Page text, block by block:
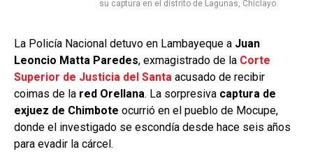
su captura en el distrito de Lagunas, Chiclayo.
La Policía Nacional detuvo en Lambayeque a Juan
Leoncio Matta Paredes, exmagistrado de la Corte
Superior de Justicia del Santa acusado de recibir
coimas de la red Orellana. La sorpresiva captura de
exjuez de Chimbote ocurrió en el pueblo de Mocupe,
donde el investigado se escondía desde hace seis años
para evadir la cárcel.